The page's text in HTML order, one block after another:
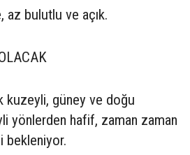
az bulutlu ve açık.
kuzeyli, güney ve doğu
yönlerden hafif, zaman zaman
bekleniyor.